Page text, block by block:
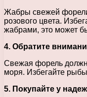
Жабры свежей
розового цвета.
жабрами, это может
4. Обратите
Свежая форель
моря. Избегайте
5. Покупайте у